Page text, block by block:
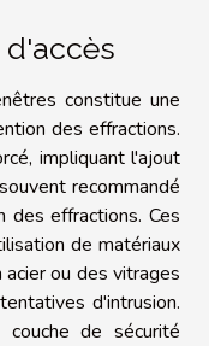
d'accès
constitue une
des effractions.
impliquant l'ajout
recommandé
des effractions. Ces
de matériaux
ou des vitrages
d'intrusion.
couche de sécurité